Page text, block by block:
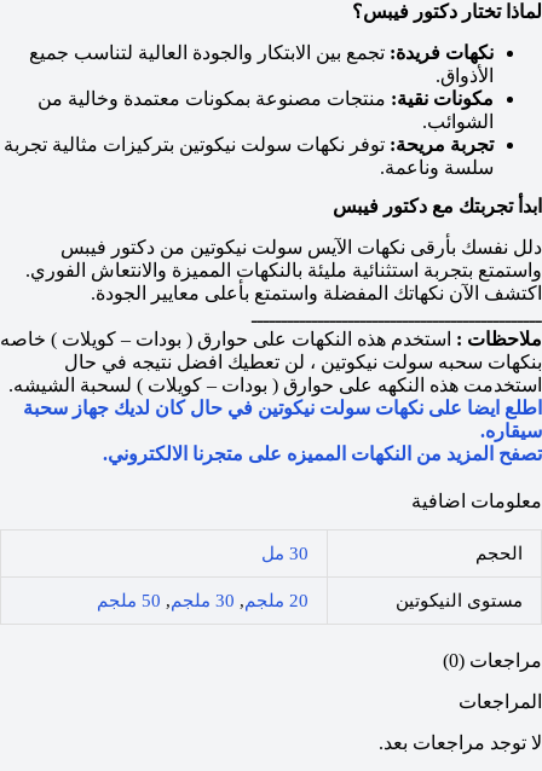
لماذا تختار دكتور فيبس؟
نكهات فريدة: تجمع بين الابتكار والجودة العالية لتناسب جميع
الأذواق.
مكونات نقية: منتجات مصنوعة بمكونات معتمدة وخالية من
الشوائب.
تجربة مريحة: توفر نكهات سولت نيكوتين بتركيزات مثالية تجربة
سلسة وناعمة.
ابدأ تجربتك مع دكتور فيبس
دلل نفسك بأرقى نكهات الآيس سولت نيكوتين من دكتور فيبس
واستمتع بتجربة استثنائية مليئة بالنكهات المميزة والانتعاش الفوري.
اكتشف الآن نكهاتك المفضلة واستمتع بأعلى معايير الجودة.
ــــــــــــــــــــــــــــــــــــــــــــــــ
ملاحظات : استخدم هذه النكهات على حوارق ( بودات – كويلات ) خاصه
بنكهات سحبه سولت نيكوتين ، لن تعطيك افضل نتيجه في حال
استخدمت هذه النكهه على حوارق ( بودات – كويلات ) لسحبة الشيشه.
اطلع ايضا على نكهات سولت نيكوتين في حال كان لديك جهاز سحبة
سيقاره.
تصفح المزيد من النكهات المميزه على متجرنا الالكتروني.
معلومات اضافية
الحجم 30 مل
مستوى النيكوتين 20 ملجم , 30 ملجم , 50 ملجم
مراجعات (0)
المراجعات
لا توجد مراجعات بعد.